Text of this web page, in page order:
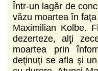
Într-un lagăr de
văzu moartea în
Maximilian Kolbe.
dezerteze, alţi
moartea prin
deţinuţi se afla şi